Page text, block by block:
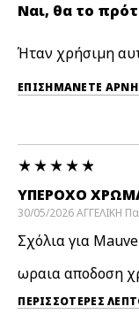
Ναι, θα το
Ήταν χρήσιμη
ΥΠΈΡΟΧΟ
30/05/2026ΑΓΓΕΛΙΚΗ
Σχόλια για
ωραια αποδοση
ΠΕΡΙΣΣΌΤΕΡΕΣ